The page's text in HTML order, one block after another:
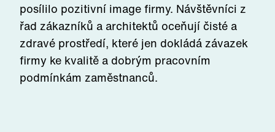
posílilo pozitivní image firmy. Návštěvníci z
řad zákazníků a architektů oceňují čisté a
zdravé prostředí, které jen dokládá závazek
firmy ke kvalitě a dobrým pracovním
podmínkám zaměstnanců.